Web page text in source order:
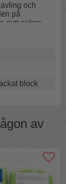
och
på
cup cakes
används
block
av